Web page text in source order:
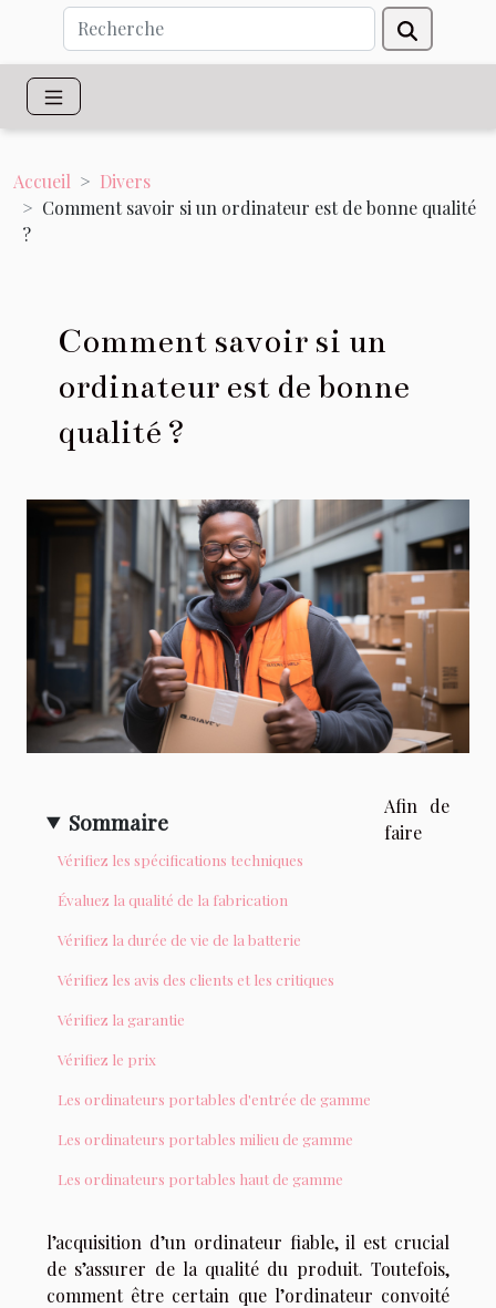
Accueil
Divers
Comment savoir si un ordinateur est de bonne qualité
?
Comment savoir si un
ordinateur est de bonne
qualité ?
Sommaire
Vérifiez les spécifications techniques
Évaluez la qualité de la fabrication
Vérifiez la durée de vie de la batterie
Vérifiez les avis des clients et les critiques
Vérifiez la garantie
Vérifiez le prix
Les ordinateurs portables d'entrée de gamme
Les ordinateurs portables milieu de gamme
Les ordinateurs portables haut de gamme
Afin de
faire
l’acquisition d’un ordinateur fiable, il est crucial
de s’assurer de la qualité du produit. Toutefois,
comment être certain que l’ordinateur convoité